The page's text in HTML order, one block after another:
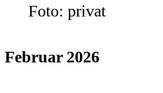
Foto: privat
Februar 2026